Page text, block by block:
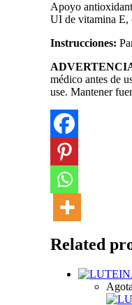
Apoyo
UI de vitamina E,
Instrucciones:
médico antes de
use. Mantener
Related